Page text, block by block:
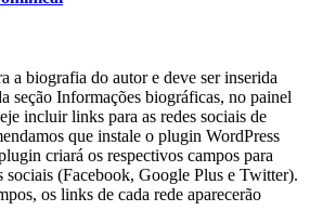
a biografia do autor e deve ser inserida
seção Informações biográficas, no painel
incluir links para as redes sociais de
que instale o plugin WordPress
criará os respectivos campos para
sociais (Facebook, Google Plus e Twitter).
os links de cada rede aparecerão